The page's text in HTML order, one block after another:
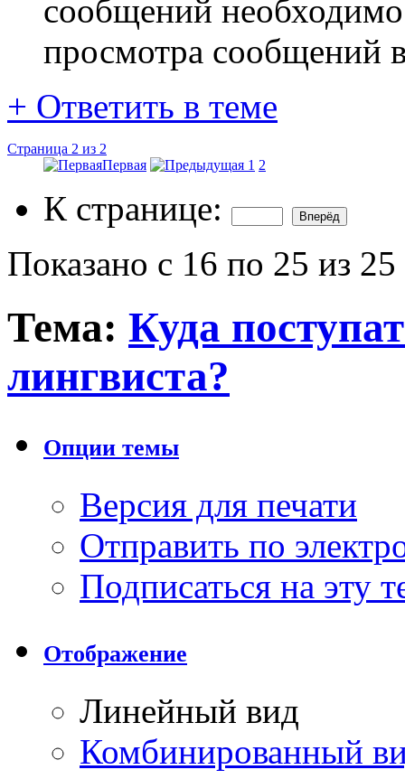
сообщений
просмотра сообщений
+ Ответить в теме
Страница 2 из 2
Первая
1 2
К странице:
Показано с 16 по 25 из 25
Тема: Куда
лингвиста?
Опции темы
Версия для печати
Отправить по
Подписаться на эту
Отображение
Линейный вид
Комбинированный